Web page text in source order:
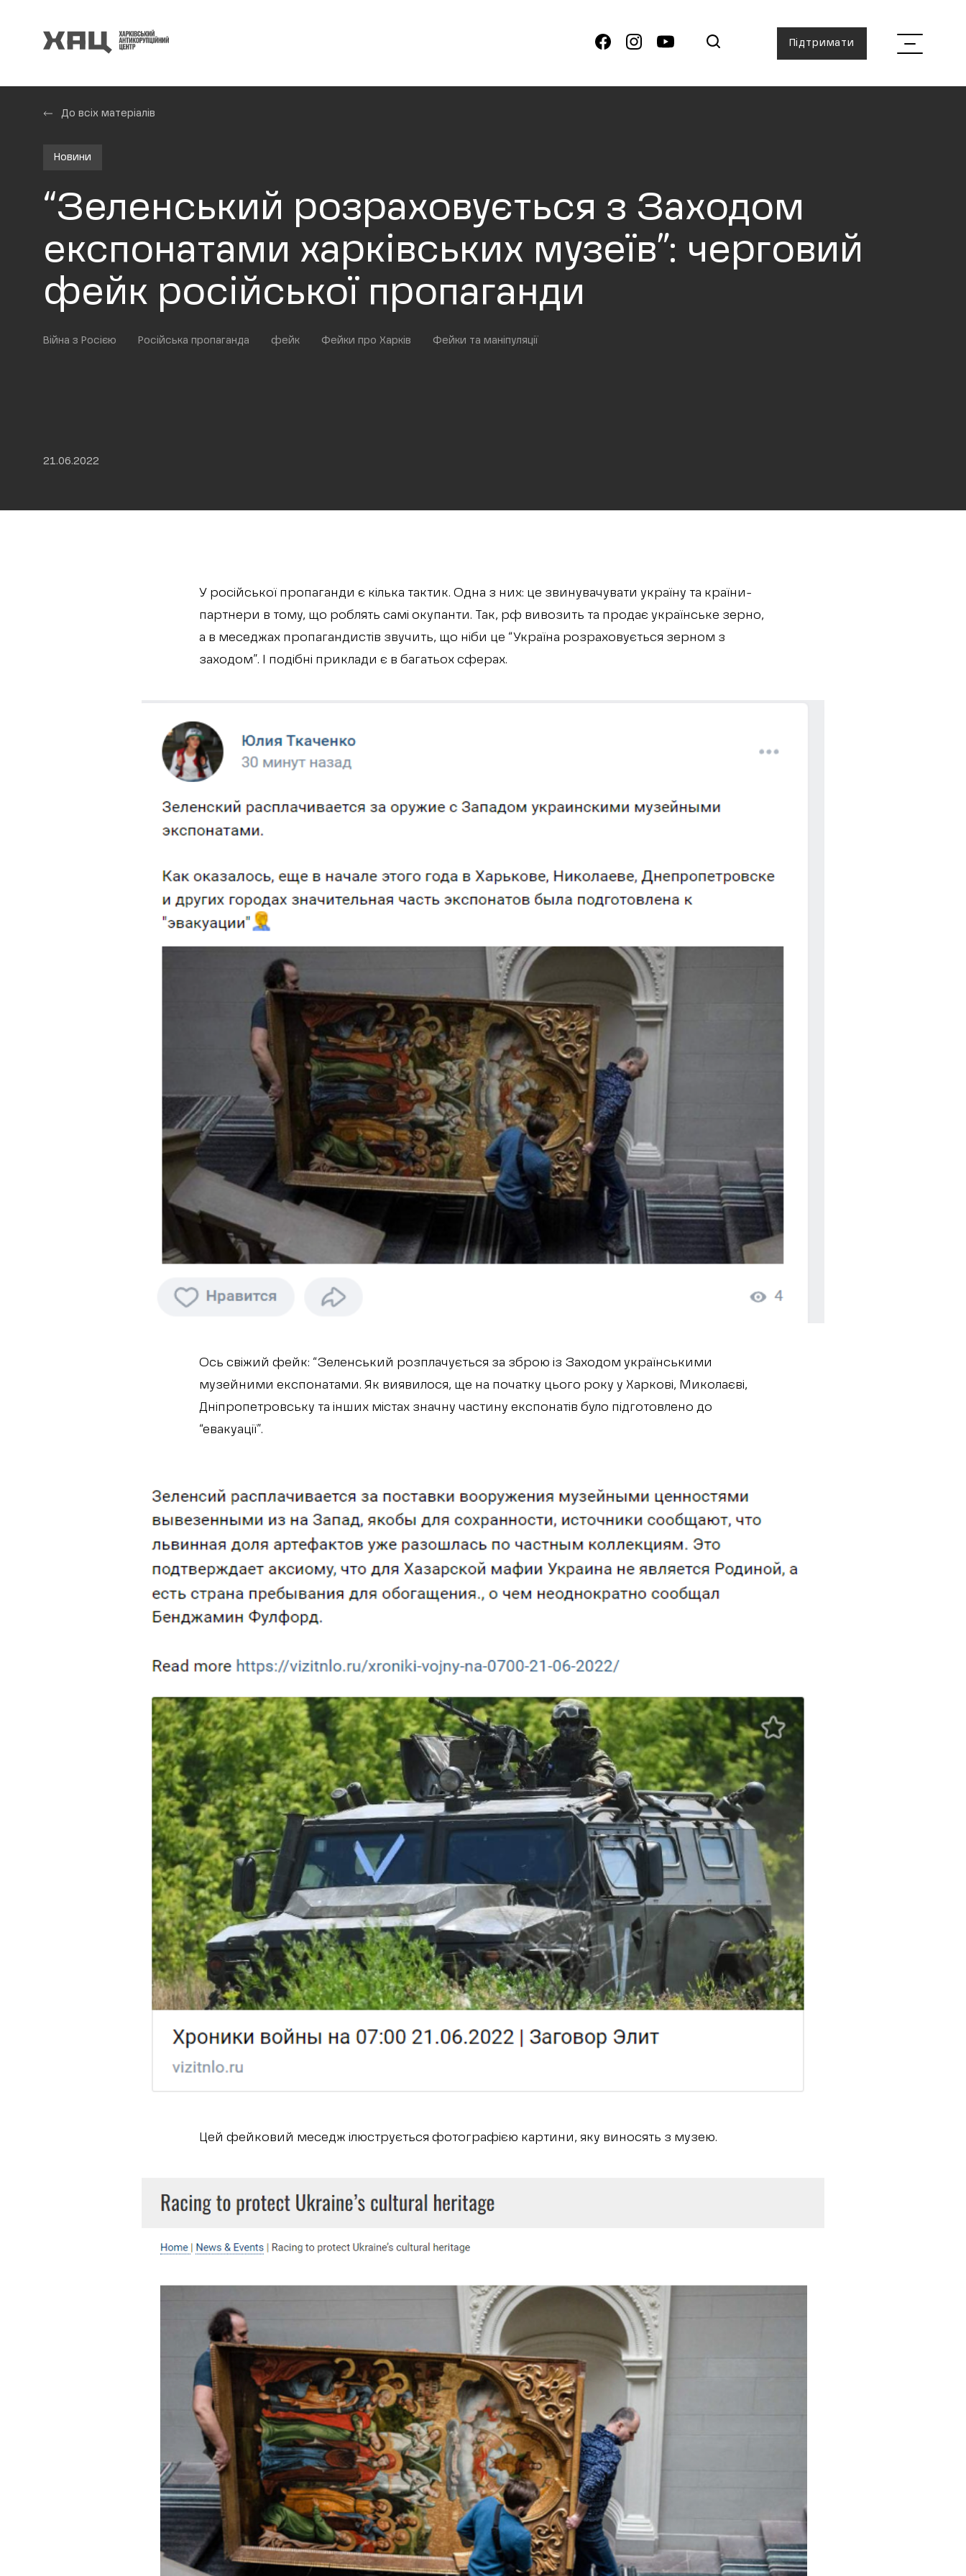
Підтримати
До всіх матеріалів
Новини
“Зеленський розраховується з Заходом
експонатами харківських музеїв”: черговий
фейк російської пропаганди
Війна з Росією Російська пропаганда фейк Фейки про Харків Фейки та маніпуляції
21.06.2022
У російської пропаганди є кілька тактик. Одна з них: це звинувачувати україну та країни-
партнери в тому, що роблять самі окупанти. Так, рф вивозить та продає українське зерно,
а в меседжах пропагандистів звучить, що ніби це “Україна розраховується зерном з
заходом”. І подібні приклади є в багатьох сферах.
Ось свіжий фейк: “Зеленський розплачується за зброю із Заходом українськими
музейними експонатами. Як виявилося, ще на початку цього року у Харкові, Миколаєві,
Дніпропетровську та інших містах значну частину експонатів було підготовлено до
“евакуації”.
Цей фейковий меседж ілюструється фотографією картини, яку виносять з музею.